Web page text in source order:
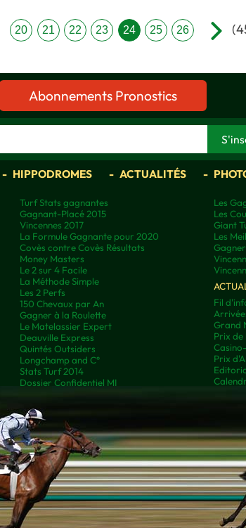
20 21 22 23 24 25 26
Abonnements Pronostics
HIPPODROMES ACTUALITÉS
Turf Stats gagnantes
Gagnant-Placé 2015
Vincennes 2017
La Formule Gagnante pour 2020
Covès contre Covès Résultats
Money Masters
Le 2 sur 4 Facile
La Méthode Simple
Les 2 Perfs
150 Chevaux par An
Gagner à la Roulette
Le Matelassier Expert
Deauville Express
Quintés Outsiders
Longchamp and C°
Stats Turf 2014
Dossier Confidentiel MI
Les
Les
Giant
Les
Fil
Grand
Prix de
Prix